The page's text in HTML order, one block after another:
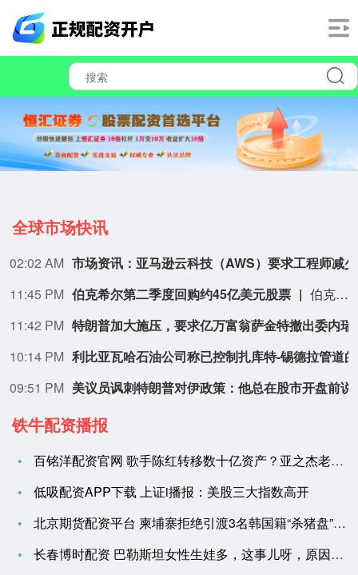
全球市场快讯
02:02 AM
11:45 PM 伯克希尔第二季度回购约45亿美元股票
伯克希尔第二季度斥资约45亿美元回购自身股票，并在期内买入近200亿美元股票，显示首席执行官阿贝尔正将公司庞大的现金储备更多投入市场。 伯克希尔第一季度开始回购股票，为一年多来的首次。阿贝尔今年早些时候表示，公司重新启动回购，是因为管理层认为股票的“内在价值”高于其市场价格。 CFRA Research分析师Cathy Seifert表示：“投资者会受到回购举措的鼓舞。这也是Greg接掌公司并彰显其主导地位的一种方式。” 此次股票回购为股东带来了自2021年以来规模最大的季度资本回报。伯克希尔第二季度现金储备降至3655亿美元，低于前一季度的约3970亿美元。
11:42 PM
10:14 PM
09:51 PM
铁牛配资播报
百铭洋配资官网 歌手陈红转移数十亿资产？亚之杰老板离婚11年
低吸配资APP下载 上证i播报：美股三大指数高开
北京期货配资平台 柬埔寨拒绝引渡3名韩国籍“杀猪盘”电诈组织
长春博时配资 巴勒斯坦女性生娃多，这事儿呀，原因可不像表面那